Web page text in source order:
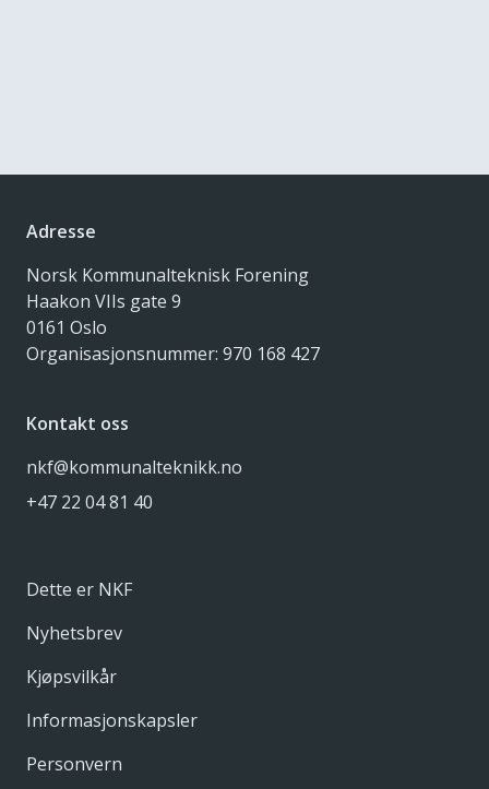
Adresse
Norsk Kommunalteknisk Forening
Haakon VIIs gate 9
0161 Oslo
Organisasjonsnummer: 970 168 427
Kontakt oss
nkf@kommunalteknikk.no
+47 22 04 81 40
Dette er NKF
Nyhetsbrev
Kjøpsvilkår
Informasjonskapsler
Personvern